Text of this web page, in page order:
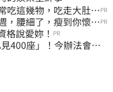
吃這幾物，吃走大肚
PR
，腰細了，瘦到你懷疑PR
格說愛妳！ PR
400座」！今辦法會安